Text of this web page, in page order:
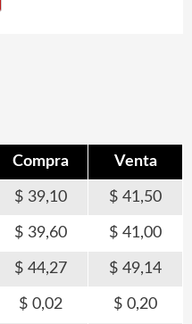
Compra Venta
39,10 41,50
39,60 41,00
44,27 49,14
0,02 0,20